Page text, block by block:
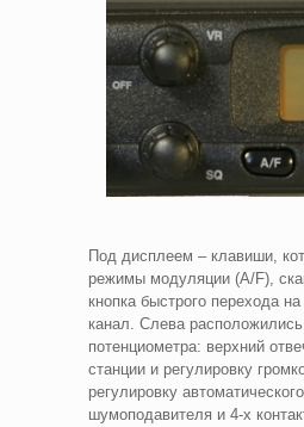
Под дисплеем – клавиши,
режимы модуляции (A/F),
кнопка быстрого перехода
канал. Слева
потенциометра: верхний
станции и регулировку
регулировку
шумоподавителя и 4-х